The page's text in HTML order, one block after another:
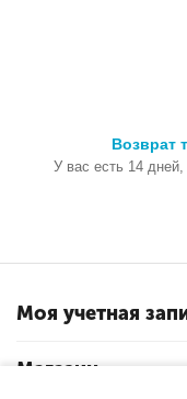
Возврат
У вас есть 14
Моя учетная
Магазин